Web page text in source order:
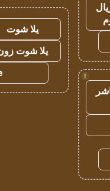
!
يلا شوت
يلا شوت